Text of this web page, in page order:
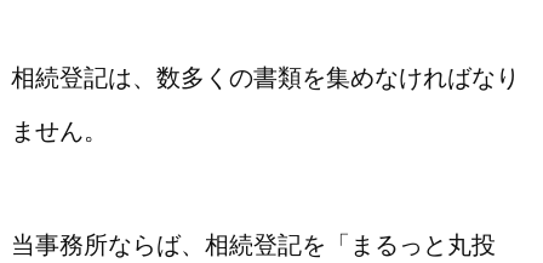
相続登記は、数多くの書類を集めなければなり
ません。
当事務所ならば、相続登記を「まるっと丸投